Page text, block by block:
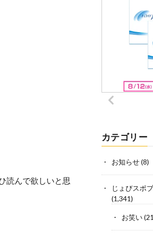
読んで欲しいと思
カテゴリー
お知らせ(8)
じょびスポ
(1,341)
お笑い